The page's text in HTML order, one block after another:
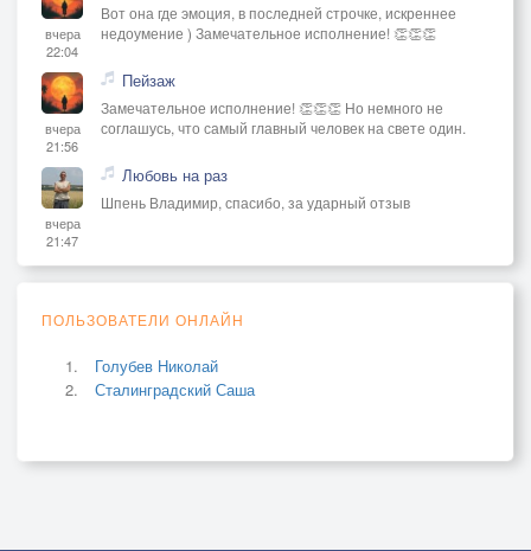
вчера
22:04
Вот она где эмоция, в последней строчке, искреннее
недоумение ) Замечательное исполнение! 👏👏👏
вчера
21:56
Пейзаж
Замечательное исполнение! 👏👏👏 Но немного не
соглашусь, что самый главный человек на свете один.
вчера
21:47
Любовь на раз
Шпень Владимир, спасибо, за ударный отзыв
ПОЛЬЗОВАТЕЛИ ОНЛАЙН
Голубев Николай
Сталинградский Саша